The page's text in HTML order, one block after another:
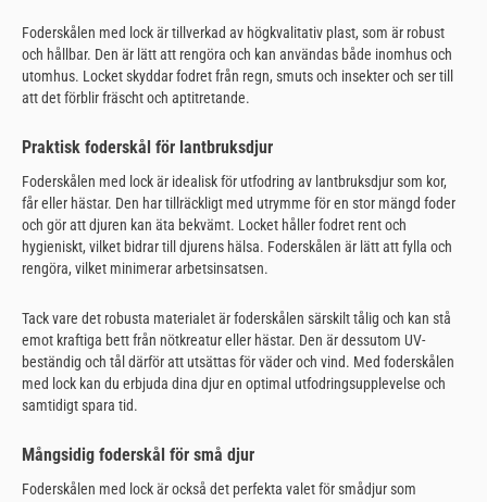
Foderskålen med lock är tillverkad av högkvalitativ plast, som är robust
och hållbar. Den är lätt att rengöra och kan användas både inomhus och
utomhus. Locket skyddar fodret från regn, smuts och insekter och ser till
att det förblir fräscht och aptitretande.
Praktisk foderskål för lantbruksdjur
Foderskålen med lock är idealisk för utfodring av lantbruksdjur som kor,
får eller hästar. Den har tillräckligt med utrymme för en stor mängd foder
och gör att djuren kan äta bekvämt. Locket håller fodret rent och
hygieniskt, vilket bidrar till djurens hälsa. Foderskålen är lätt att fylla och
rengöra, vilket minimerar arbetsinsatsen.
Tack vare det robusta materialet är foderskålen särskilt tålig och kan stå
emot kraftiga bett från nötkreatur eller hästar. Den är dessutom UV-
beständig och tål därför att utsättas för väder och vind. Med foderskålen
med lock kan du erbjuda dina djur en optimal utfodringsupplevelse och
samtidigt spara tid.
Mångsidig foderskål för små djur
Foderskålen med lock är också det perfekta valet för smådjur som